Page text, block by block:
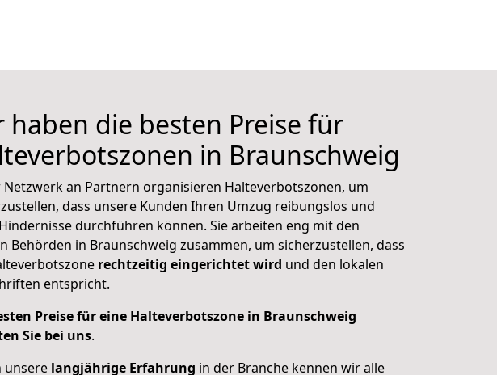
haben die besten Preise für
in Braunschweig
Netzwerk an Partnern organisieren Halteverbotszonen, um
dass unsere Kunden Ihren Umzug reibungslos und
durchführen können. Sie arbeiten eng mit den
Behörden in Braunschweig zusammen, um sicherzustellen, dass
rechtzeitig eingerichtet wird und den lokalen
entspricht.
Preise für eine Halteverbotszone in Braunschweig
Sie bei uns.
unsere langjährige Erfahrung in der Branche kennen wir alle